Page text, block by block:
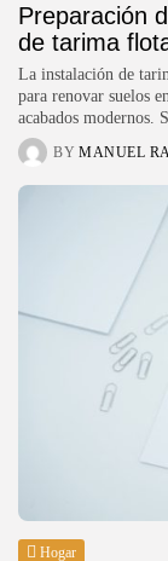
Preparación
de tarima
La instalación de
para renovar suelos
acabados modernos.
BY MANUEL
Hogar